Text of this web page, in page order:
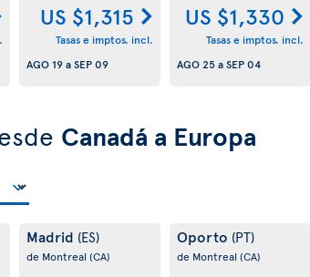
US $1,315
Tasas e imptos. incl.
AGO 19aSEP 09
US $1,330
Tasas e imptos. incl.
AGO 25aSEP 04
Canadá a Europa
Madrid (ES)
de Montreal (CA)
Oporto (PT)
de Montreal (CA)